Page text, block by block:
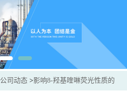
公司动态 >影响8-羟基喹啉荧光性质的